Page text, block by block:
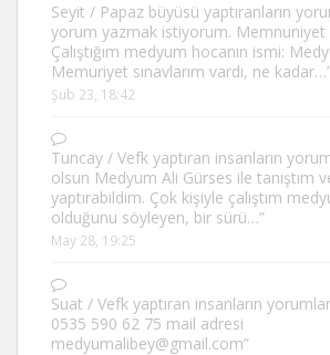
Seyit / Papaz büyüsü yaptıranların
yorum yazmak istiyorum. Memnuniyet
Çalıştığım medyum hocanın ismi:
Memuriyet sınavlarım vardı, ne kadar…
Şub 23, 18:42
Tuncay / Vefk yaptıran insanların
olsun Medyum Ali Gürses ile tanıştım
yaptırabildim. Çok kişiyle çalıştım
olduğunu söyleyen, bir sürü…”
May 28, 19:25
Suat / Vefk yaptıran insanların
0535 590 62 75 mail adresi
medyumalibey@gmail.com”